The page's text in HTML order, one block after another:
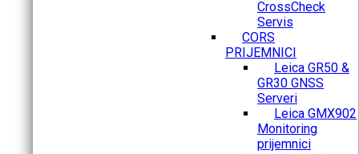
CrossCheck
Servis
CORS
PRIJEMNICI
Leica GR50 &
GR30 GNSS
Serveri
Leica GMX902
Monitoring
prijemnici